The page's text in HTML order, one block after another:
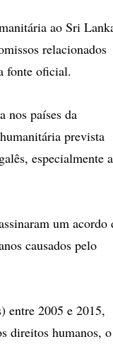
ao Sri
relacionados
fonte oficial.
nos países da
prevista
especialmente
um acordo
causados pelo
entre 2005 e 2015,
direitos humanos, o